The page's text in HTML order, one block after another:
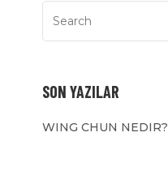
SON YAZILAR
WING CHUN NEDIR?